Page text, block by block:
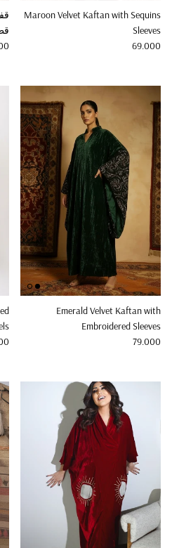
Maroon Velvet Kaftan with Sequins
Sleeves
Regular price
69.000
Emerald Velvet Kaftan with
Embroidered Sleeves
Regular price
79.000